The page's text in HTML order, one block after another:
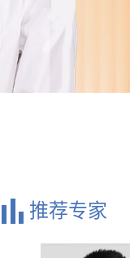
推荐专家